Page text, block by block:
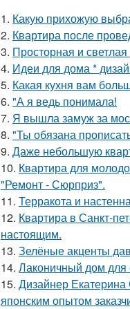
1. Какую прихожую
2. Квартира после
3. Просторная и
4. Идеи для дома *
5. Какая кухня вам
6. "А я ведь понимала!
7. Я вышла замуж за
8. "Ты обязана
9. Даже небольшую
10. Квартира для
"Ремонт - Сюрприз".
11. Терракота и
12. Квартира в Санкт-
настоящим.
13. Зелёные акценты
14. Лаконичный дом для
15. Дизайнер
японским опытом